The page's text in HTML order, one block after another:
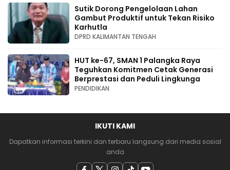
Sutik Dorong Pengelolaan Lahan
Gambut Produktif untuk Tekan Risiko
Karhutla
DPRD KALIMANTAN TENGAH
HUT ke-67, SMAN 1 Palangka Raya
Teguhkan Komitmen Cetak Generasi
Berprestasi dan Peduli Lingkunga
PENDIDIKAN
IKUTI KAMI
Dapatkan informasi terkini dan terbaru langsung dari media sosial
anda